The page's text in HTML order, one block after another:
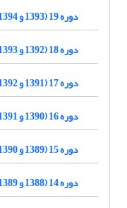
دوره 19 (1393 و 1394)
دوره 18 (1392 و 1393)
دوره 17 (1391 و 1392)
دوره 16 (1390 و 1391)
دوره 15 (1389 و 1390)
دوره 14 (1388 و 1389)